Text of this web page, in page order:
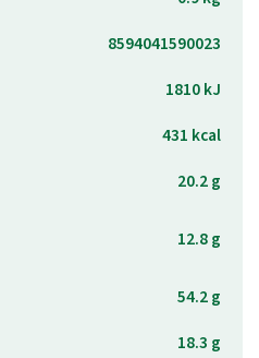
8594041590023
1810 kJ
431 kcal
20.2 g
12.8 g
54.2 g
18.3 g